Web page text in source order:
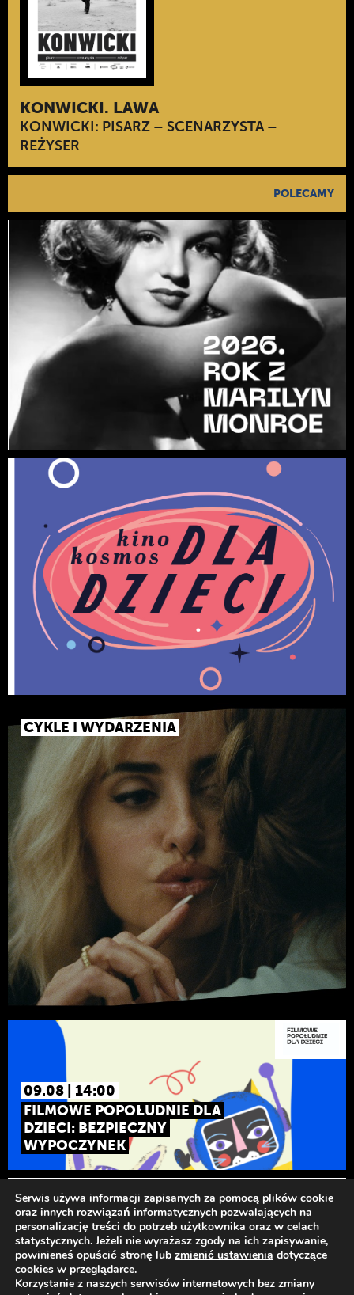
KONWICKI. LAWA
KONWICKI: PISARZ – SCENARZYSTA –
REŻYSER
POLECAMY
CYKLE I WYDARZENIA
09.08 | 14:00
FILMOWE POPOŁUDNIE DLA
DZIECI: BEZPIECZNY
WYPOCZYNEK
Odwiedź nas
Serwis używa informacji zapisanych za pomocą plików cookie
oraz innych rozwiązań informatycznych pozwalających na
personalizację treści do potrzeb użytkownika oraz w celach
statystycznych. Jeżeli nie wyrażasz zgody na ich zapisywanie,
powinieneś opuścić stronę lub zmienić ustawienia dotyczące
cookies w przeglądarce.
Korzystanie z naszych serwisów internetowych bez zmiany